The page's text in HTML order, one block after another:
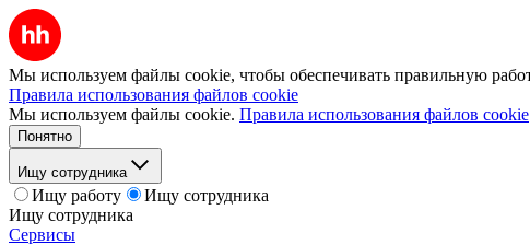
Мы используем файлы cookie, чтобы обеспечивать правильную
Правила использования файлов cookie
Мы используем файлы cookie. Правила использования файлов cookie
Понятно
Ищу сотрудника
Ищу работу
Ищу сотрудника
Ищу сотрудника
Сервисы